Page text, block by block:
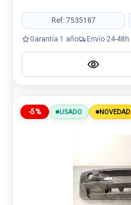
Ref: 7535187
Garantía 1 año Envío 24-48h
-5% USADO NOVEDAD